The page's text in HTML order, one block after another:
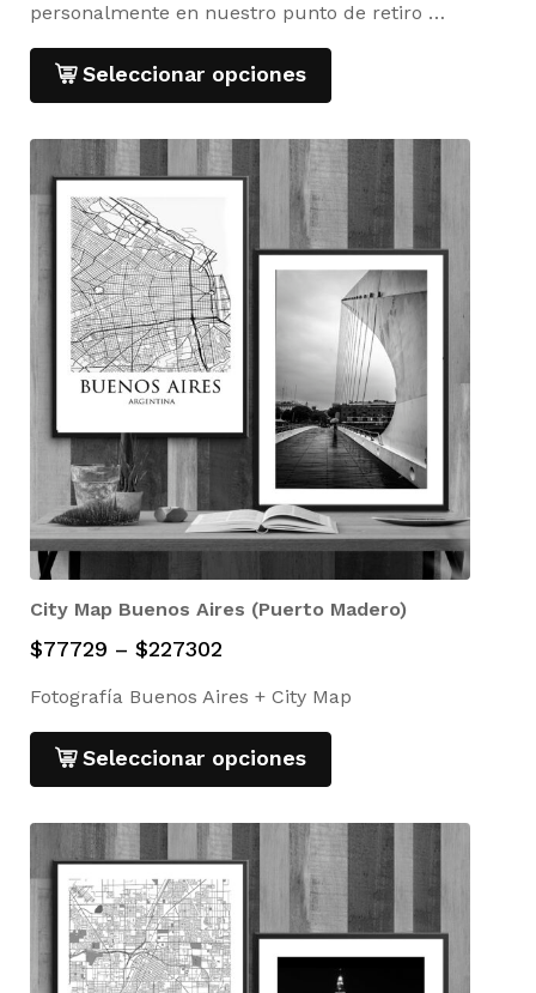
personalmente en nuestro punto de retiro …
Seleccionar opciones
City Map Buenos Aires (Puerto Madero)
$77729 – $227302
Fotografía Buenos Aires + City Map
Seleccionar opciones